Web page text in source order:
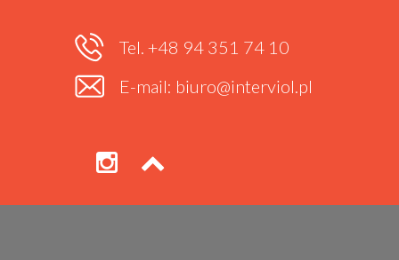
Tel. +48 94 351 74 10
E-mail: biuro@interviol.pl